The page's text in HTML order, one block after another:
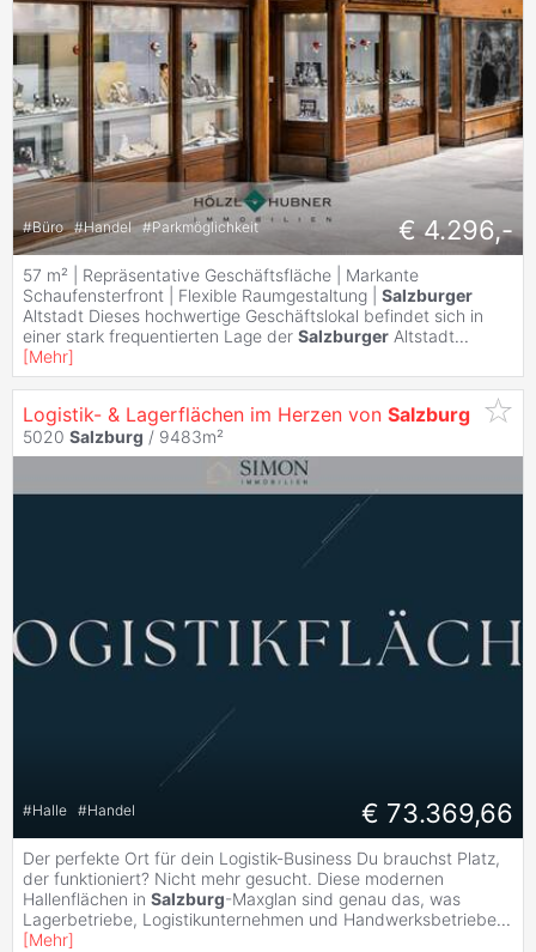
#Büro #Handel #Parkmöglichkeit € 4.296,-
57 m² | Repräsentative Geschäftsfläche | Markante
Schaufensterfront | Flexible Raumgestaltung | Salzburger
Altstadt Dieses hochwertige Geschäftslokal befindet sich in
einer stark frequentierten Lage der Salzburger Altstadt...
[Mehr]
Logistik- & Lagerflächen im Herzen von Salzburg
5020 Salzburg / 9483m²
#Halle #Handel € 73.369,66
Der perfekte Ort für dein Logistik-Business Du brauchst Platz,
der funktioniert? Nicht mehr gesucht. Diese modernen
Hallenflächen in Salzburg-Maxglan sind genau das, was
Lagerbetriebe, Logistikunternehmen und Handwerksbetriebe...
[Mehr]